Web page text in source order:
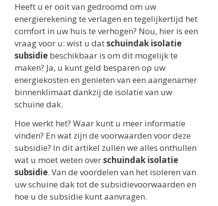
Heeft u er ooit van gedroomd om uw
energierekening te verlagen en tegelijkertijd het
comfort in uw huis te verhogen? Nou, hier is een
vraag voor u: wist u datschuindak isolatie
subsidie beschikbaar is om dit mogelijk te
maken? Ja, u kunt geld besparen op uw
energiekosten en genieten van een aangenamer
binnenklimaat dankzij de isolatie van uw
schuine dak.
Hoe werkt het? Waar kunt u meer informatie
vinden? En wat zijn de voorwaarden voor deze
subsidie? In dit artikel zullen we alles onthullen
wat u moet weten overschuindak isolatie
subsidie. Van de voordelen van het isoleren van
uw schuine dak tot de subsidievoorwaarden en
hoe u de subsidie kunt aanvragen.